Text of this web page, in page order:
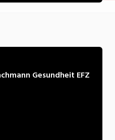
Gesundheit EFZ